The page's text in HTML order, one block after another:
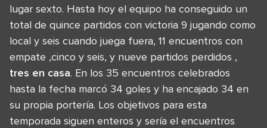
lugar sexto. Hasta hoy el equipo ha conseguido un
total de quince partidos con victoria 9 jugando como
local y seis cuando juega fuera, 11 encuentros con
empate ,cinco y seis, y nueve partidos perdidos ,
tres en casa. En los 35 encuentros celebrados
hasta la fecha marcó 34 goles y ha encajado 34 en
su propia portería. Los objetivos para esta
temporada siguen enteros y sería el encuentros